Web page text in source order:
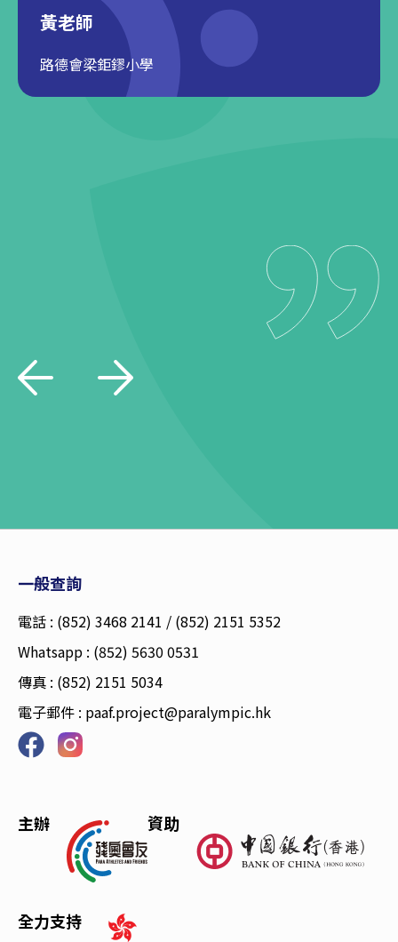
黃老師
路德會梁鉅鏐小學
一般查詢
電話 : (852) 3468 2141 / (852) 2151 5352
Whatsapp : (852) 5630 0531
傳真 : (852) 2151 5034
電子郵件 : paaf.project@paralympic.hk
主辦 資助
全力支持